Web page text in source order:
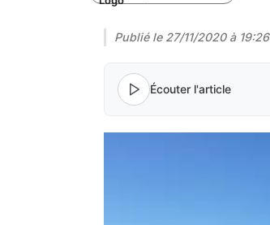
Publié le 27/11/2020 à 19:26
Écouter l'article